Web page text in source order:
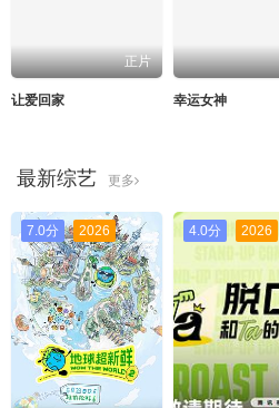
正片
让爱回家 幸运女神
最新综艺 更多
7.0分 2026 4.0分 2026